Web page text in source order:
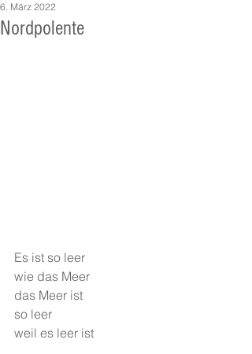
Nordpolente
6. März 2022
Es ist so leer
wie das Meer
das Meer ist
so leer
weil es leer ist